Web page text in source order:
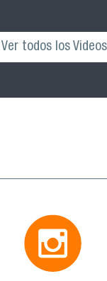
Ver todos los Videos